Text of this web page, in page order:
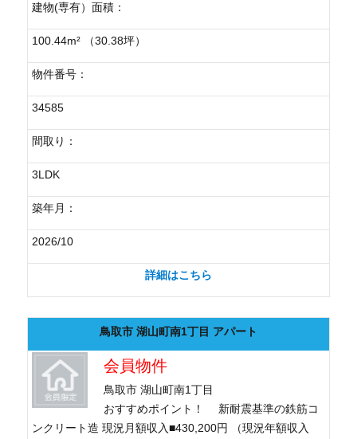
建物(専有）面積：
100.44m² （30.38坪）
物件番号：
34585
間取り：
3LDK
築年月：
2026/10
詳細はこちら
鳥取市 湖山町南1丁目 アパート
会員物件
鳥取市 湖山町南1丁目
おすすめポイント！ 新耐震基準の鉄筋コ
ンクリート造 現況月額収入■430,200円 （現況年額収入